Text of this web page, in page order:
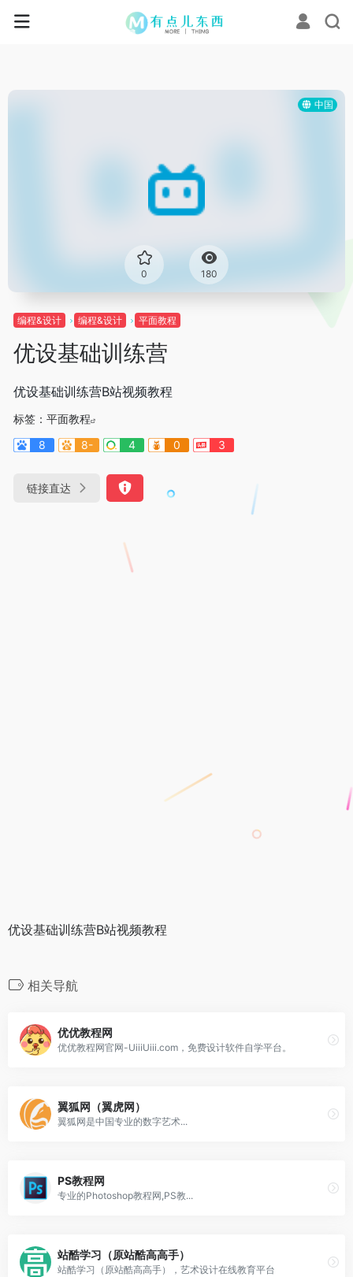
中国
0 180
编程&设计 编程&设计 平面教程
优设基础训练营
优设基础训练营B站视频教程
标签： 平面教程
8
8- 4 0 3
链接直达
优设基础训练营B站视频教程
相关导航
优优教程网
优优教程网官网-UiiiUiii.com，免费设计软件自学平台。
翼狐网（翼虎网）
翼狐网是中国专业的数字艺术...
PS教程网
专业的Photoshop教程网,PS教...
站酷学习（原站酷高高手）
站酷学习（原站酷高高手），艺术设计在线教育平台